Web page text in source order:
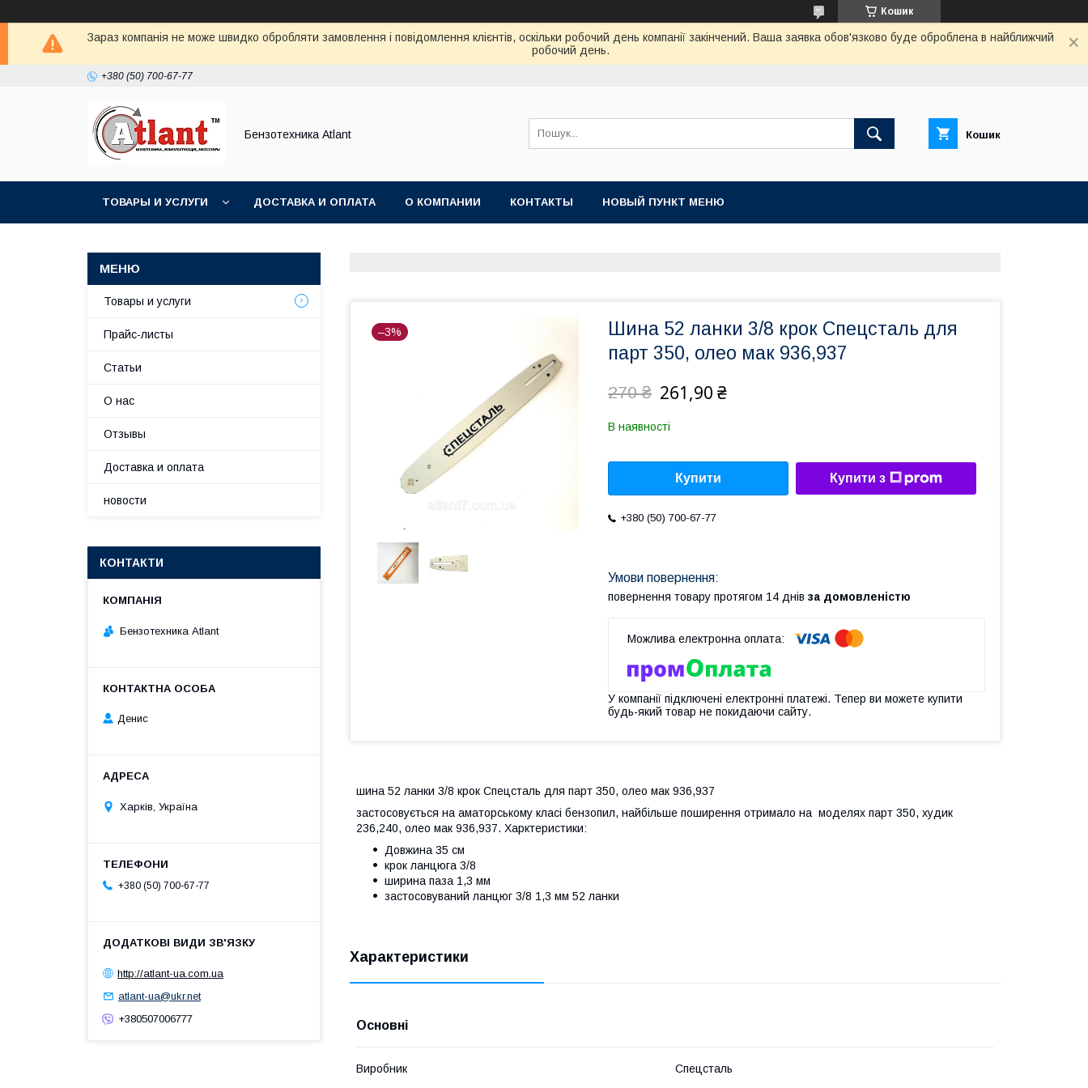
Кошик
Зараз компанія не може швидко обробляти замовлення і повідомлення клієнтів, оскільки робочий день компанії закінчений. Ваша заявка обов'язково буде оброблена в найближчий
робочий день.
+380 (50) 700-67-77
Бензотехника Atlant Кошик
ТОВАРЫ И УСЛУГИ ДОСТАВКА И ОПЛАТА О КОМПАНИИ КОНТАКТЫ НОВЫЙ ПУНКТ МЕНЮ
–3%
Шина 52 ланки 3/8 крок Спецсталь для
парт 350, олео мак 936,937
270 ₴ 261,90 ₴
В наявності
Купити Купити з
+380 (50) 700-67-77
повернення товару протягом 14 днів за домовленістю
У компанії підключені електронні платежі. Тепер ви можете купити
будь-який товар не покидаючи сайту.
шина 52 ланки 3/8 крок Спецсталь для парт 350, олео мак 936,937
застосовується на аматорському класі бензопил, найбільше поширення отримало на моделях парт 350, худик
236,240, олео мак 936,937. Харктеристики:
Довжина 35 см
крок ланцюга 3/8
ширина паза 1,3 мм
застосовуваний ланцюг 3/8 1,3 мм 52 ланки
Характеристики
Основні
Виробник Спецсталь
Товары и услуги
Прайс-листы
Статьи
О нас
Отзывы
Доставка и оплата
новости
КОНТАКТИ
Бензотехника Atlant
Денис
Харків, Україна
+380 (50) 700-67-77
http://atlant-ua.com.ua
atlant-ua@ukr.net
+380507006777